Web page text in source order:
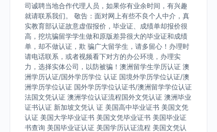
司诚聘当地合作代理人员，如果你有业余时间，有兴趣
就请联系我们。 敬告：面对网上有些不良个人中介，真
实教育部认证故意虚假报价，毕业证、成绩单却报价很
高，挖坑骗留学学生做和原版差异很大的毕业证和成绩
单，却不做认证，欺 骗广大留学生，请多留心！办理时
请电话联系，或者视频看下对方的办公环境，办理实
力，选择实体公司，以防被骗！澳洲留学生学历认证 澳
洲学历认证/国外学历学位 认证 国境外学历学位认证/澳
洲学历学位认证 国外学历学位认证书/澳洲留学学位认证
法国文凭认证 澳洲学位认证流程国外文凭认证 澳洲毕业
证书认证 新加坡文凭认 证 美国高中毕业证书 美国文凭
认证 美国大学毕业证书 美国文凭毕业证书 美国毕业证
书查询 美国毕业证认证 美国学历认证流程 美国文凭认